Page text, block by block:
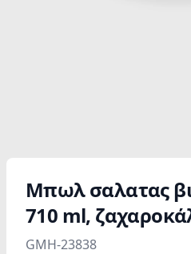
Μπωλ σαλατας
710 ml,
Product information
GMH-23838